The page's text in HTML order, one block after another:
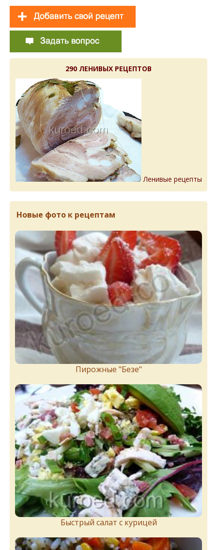
290 ЛЕНИВЫХ РЕЦЕПТОВ
Ленивые рецепты
Новые фото к рецептам
Пирожныe "Бeзe"
Быстрый салат с курицей